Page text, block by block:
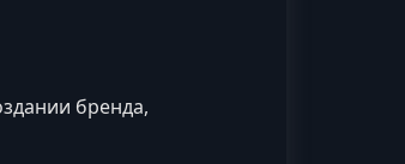
бренда,